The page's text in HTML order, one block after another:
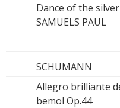
Dance of the
SAMUELS PAUL
& PAUL
SCHUMANN
Allegro brilliante
bemol Op.44